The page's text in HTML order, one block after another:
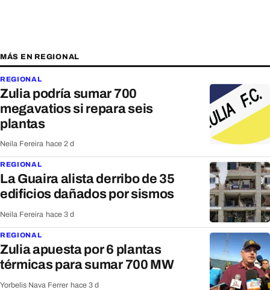
MÁS EN REGIONAL
REGIONAL
Zulia podría sumar 700
megavatios si repara seis
plantas
Neila Fereira hace 2 d
REGIONAL
La Guaira alista derribo de 35
edificios dañados por sismos
Neila Fereira hace 3 d
REGIONAL
Zulia apuesta por 6 plantas
térmicas para sumar 700 MW
Yorbelis Nava Ferrer hace 3 d